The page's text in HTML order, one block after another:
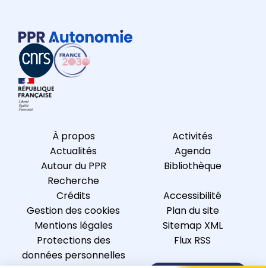
À propos
Actualités
Autour du PPR
Recherche
Activités
Agenda
Bibliothèque
Crédits
Gestion des cookies
Mentions légales
Protections des
données personnelles
Accessibilité
Plan du site
Sitemap XML
Flux RSS